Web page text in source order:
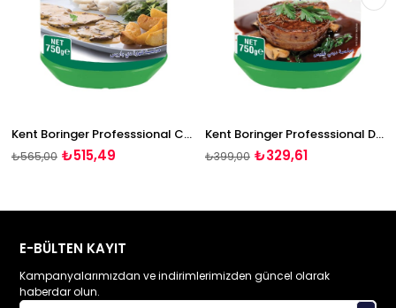
Kent Boringer Professsional Cafe De Paris Et Sosu 750g
₺515,49
₺565,00
Kent Boringer Professsional Demi Glace Et Sosu 750g
₺329,61
₺399,00
E-BÜLTEN KAYIT
Kampanyalarımızdan ve indirimlerimizden güncel olarak
haberdar olun.